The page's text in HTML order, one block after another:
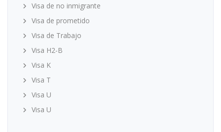
Visa de no inmigrante
Visa de prometido
Visa de Trabajo
Visa H2-B
Visa K
Visa T
Visa U
Visa U